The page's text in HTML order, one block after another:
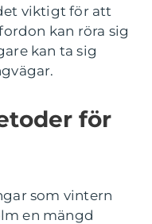
viktigt för att
kan röra sig
kan ta sig
för
som vintern
en mängd